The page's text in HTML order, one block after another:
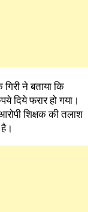
ने बताया कि
दिये फरार हो गया।
शिक्षक की तलाश